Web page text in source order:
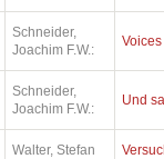
Schneider,
Joachim F.W.:
Schneider,
Joachim F.W.:
Und
Walter, Stefan